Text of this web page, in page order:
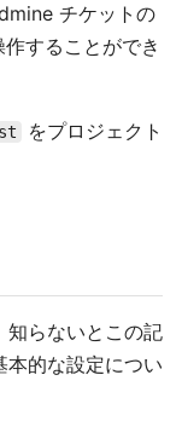
チケットの
することができ
をプロジェクト
知らないとこの記
本的な設定につい